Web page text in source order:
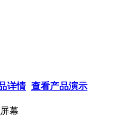
详情 查看产品演示
幕